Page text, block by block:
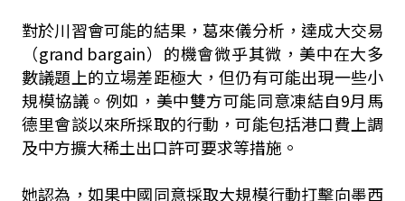
對於川習會可能的結果，葛來儀分析，達成大交易
（grand bargain）的機會微乎其微，美中在大多
數議題上的立場差距極大，但仍有可能出現一些小
規模協議。例如，美中雙方可能同意凍結自9月馬
德里會談以來所採取的行動，可能包括港口費上調
及中方擴大稀土出口許可要求等措施。
她認為，如果中國同意採取大規模行動打擊向墨西